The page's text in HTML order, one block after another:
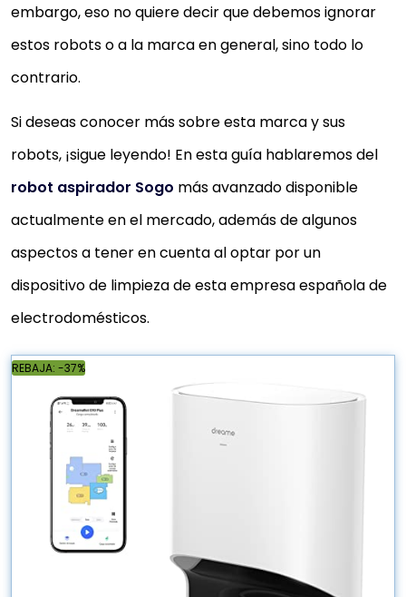
embargo, eso no quiere decir que debemos ignorar
estos robots o a la marca en general, sino todo lo
contrario.
Si deseas conocer más sobre esta marca y sus
robots, ¡sigue leyendo! En esta guía hablaremos del
robot aspirador Sogo más avanzado disponible
actualmente en el mercado, además de algunos
aspectos a tener en cuenta al optar por un
dispositivo de limpieza de esta empresa española de
electrodomésticos.
REBAJA: -37%